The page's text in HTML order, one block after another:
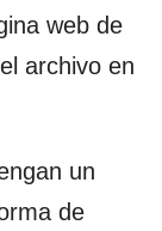
web de
archivo en
un
de